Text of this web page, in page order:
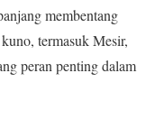
membentang
termasuk Mesir,
peran penting dalam